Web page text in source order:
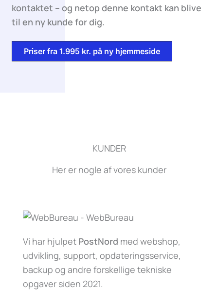
kontaktet – og netop denne kontakt kan blive
til en ny kunde for dig.
Priser fra 1.995 kr. på ny hjemmeside
KUNDER
Her er nogle af vores kunder
Vi har hjulpet PostNord med webshop,
udvikling, support, opdateringsservice,
backup og andre forskellige tekniske
opgaver siden 2021.